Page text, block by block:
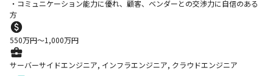
・コミュニケーション能力に優れ、顧客、ベンダーとの交渉力に自信のある
方
550万円〜1,000万円
サーバーサイドエンジニア, インフラエンジニア, クラウドエンジニア